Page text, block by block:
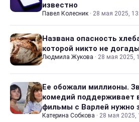
известно
Павел Колесник · 28 мая 2025,
Названа опасность
которой никто не
Людмила Жукова · 28 мая 2025,
Ее обожали миллионы.
комедий поддерживает
фильмы с Варлей нужно
Катерина Собкова · 28 мая 2025,